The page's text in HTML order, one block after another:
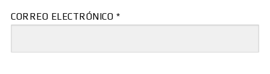
CORREO ELECTRÓNICO *